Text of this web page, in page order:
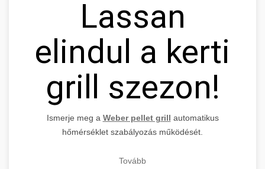
Lassan
elindul a kerti
grill szezon!
Ismerje meg a Weber pellet grill automatikus
hőmérséklet szabályozás működését.
Tovább